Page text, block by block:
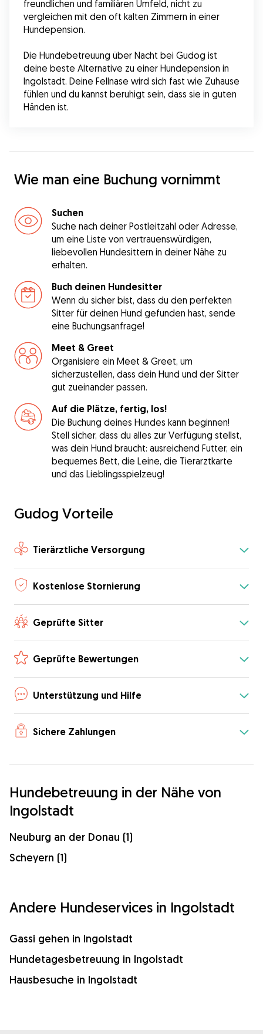
freundlichen und familiären Umfeld, nicht zu
vergleichen mit den oft kalten Zimmern in einer
Hundepension.
Die Hundebetreuung über Nacht bei Gudog ist
deine beste Alternative zu einer Hundepension in
Ingolstadt. Deine Fellnase wird sich fast wie Zuhause
fühlen und du kannst beruhigt sein, dass sie in guten
Händen ist.
Wie man eine Buchung vornimmt
Suchen
Suche nach deiner Postleitzahl oder Adresse,
um eine Liste von vertrauenswürdigen,
liebevollen Hundesittern in deiner Nähe zu
erhalten.
Buch deinen Hundesitter
Wenn du sicher bist, dass du den perfekten
Sitter für deinen Hund gefunden hast, sende
eine Buchungsanfrage!
Meet & Greet
Organisiere ein Meet & Greet, um
sicherzustellen, dass dein Hund und der Sitter
gut zueinander passen.
Auf die Plätze, fertig, los!
Die Buchung deines Hundes kann beginnen!
Stell sicher, dass du alles zur Verfügung stellst,
was dein Hund braucht: ausreichend Futter, ein
bequemes Bett, die Leine, die Tierarztkarte
und das Lieblingsspielzeug!
Gudog Vorteile
Tierärztliche Versorgung
Kostenlose Stornierung
Geprüfte Sitter
Geprüfte Bewertungen
Unterstützung und Hilfe
Sichere Zahlungen
Hundebetreuung in der Nähe von
Ingolstadt
Neuburg an der Donau (1)
Scheyern (1)
Andere Hundeservices in Ingolstadt
Gassi gehen in Ingolstadt
Hundetagesbetreuung in Ingolstadt
Hausbesuche in Ingolstadt